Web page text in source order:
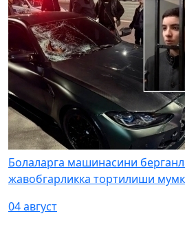
Болаларга машинасини
жавобгарликка тортилиши
04 август